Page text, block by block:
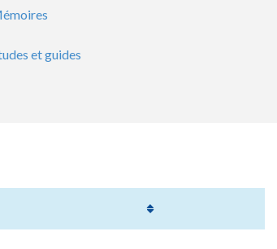
et guides